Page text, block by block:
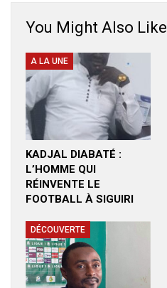
You Might Also Like
A LA UNE
KADJAL DIABATÉ :
L’HOMME QUI
RÉINVENTE LE
FOOTBALL À SIGUIRI
DÉCOUVERTE